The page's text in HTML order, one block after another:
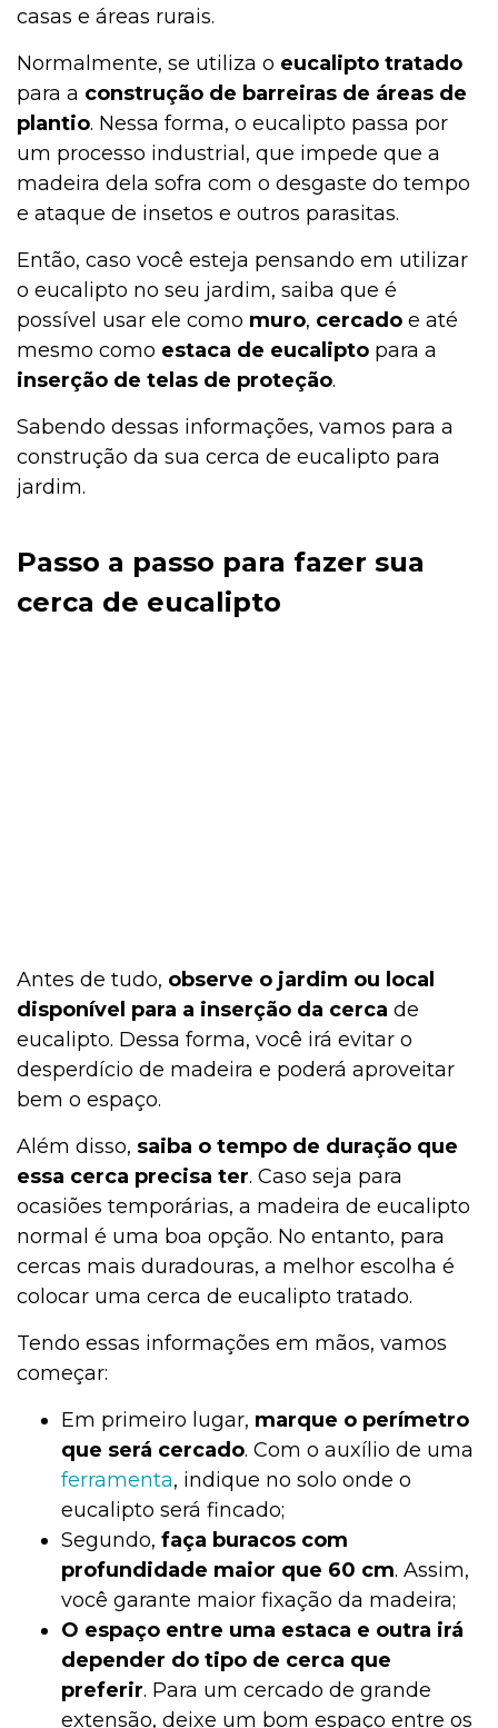
casas e áreas rurais.
Normalmente, se utiliza o eucalipto tratado
para a construção de barreiras de áreas de
plantio. Nessa forma, o eucalipto passa por
um processo industrial, que impede que a
madeira dela sofra com o desgaste do tempo
e ataque de insetos e outros parasitas.
Então, caso você esteja pensando em utilizar
o eucalipto no seu jardim, saiba que é
possível usar ele como muro, cercado e até
mesmo como estaca de eucalipto para a
inserção de telas de proteção.
Sabendo dessas informações, vamos para a
construção da sua cerca de eucalipto para
jardim.
Passo a passo para fazer sua
cerca de eucalipto
Antes de tudo, observe o jardim ou local
disponível para a inserção da cerca de
eucalipto. Dessa forma, você irá evitar o
desperdício de madeira e poderá aproveitar
bem o espaço.
Além disso, saiba o tempo de duração que
essa cerca precisa ter. Caso seja para
ocasiões temporárias, a madeira de eucalipto
normal é uma boa opção. No entanto, para
cercas mais duradouras, a melhor escolha é
colocar uma cerca de eucalipto tratado.
Tendo essas informações em mãos, vamos
começar:
Em primeiro lugar, marque o perímetro
que será cercado. Com o auxílio de uma
ferramenta, indique no solo onde o
eucalipto será fincado;
Segundo, faça buracos com
profundidade maior que 60 cm. Assim,
você garante maior fixação da madeira;
O espaço entre uma estaca e outra irá
depender do tipo de cerca que
preferir. Para um cercado de grande
extensão, deixe um bom espaço entre os